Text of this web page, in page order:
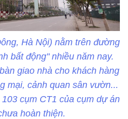
Hà Nội) nằm trên đường
bất động" nhiều năm nay.
giao nhà cho khách hàng
mại, cảnh quan sân vườn...
cụm CT1 của cụm dự án
hoàn thiện.